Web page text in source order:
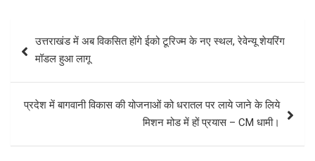
navigation
उत्तराखंड में अब विकसित होंगे ईको टूरिज्म के नए स्थल, रेवेन्यू शेयरिंग
मॉडल हुआ लागू
प्रदेश में बागवानी विकास की योजनाओं को धरातल पर लाये जाने के लिये
मिशन मोड में हों प्रयास – CM धामी।